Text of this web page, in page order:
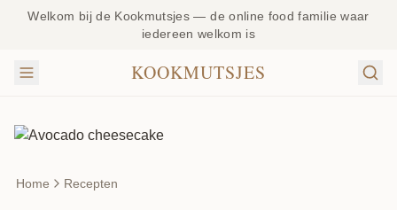
Welkom bij de Kookmutsjes — de online food familie waar
iedereen welkom is
KOOKMUTSJES
Home Recepten